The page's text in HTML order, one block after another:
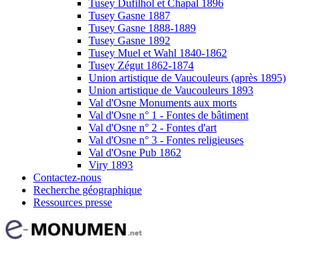
Tusey Dufilhol et Chapal 1896
Tusey Gasne 1887
Tusey Gasne 1888-1889
Tusey Gasne 1892
Tusey Muel et Wahl 1840-1862
Tusey Zégut 1862-1874
Union artistique de Vaucouleurs (après 1895)
Union artistique de Vaucouleurs 1893
Val d'Osne Monuments aux morts
Val d'Osne n° 1 - Fontes de bâtiment
Val d'Osne n° 2 - Fontes d'art
Val d'Osne n° 3 - Fontes religieuses
Val d'Osne Pub 1862
Viry 1893
Contactez-nous
Recherche géographique
Ressources presse